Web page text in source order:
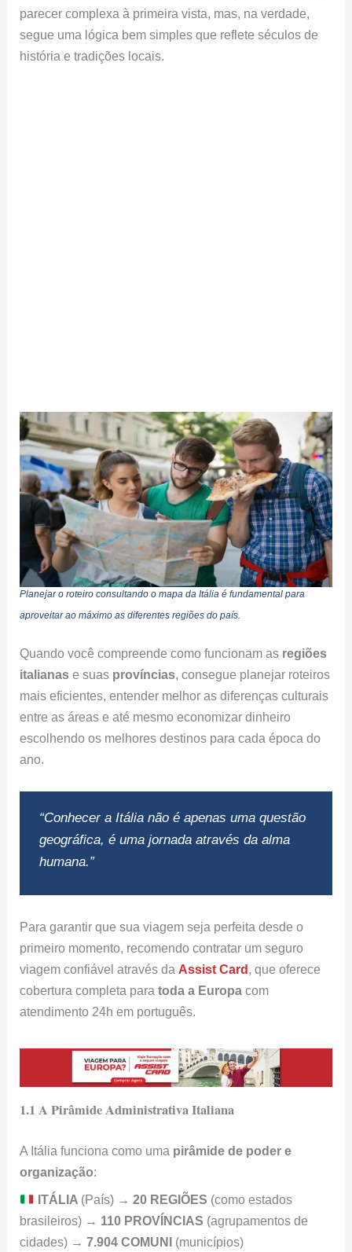
parecer complexa à primeira vista, mas, na verdade,
segue uma lógica bem simples que reflete séculos de
história e tradições locais.
Planejar o roteiro consultando o mapa da Itália é fundamental para
aproveitar ao máximo as diferentes regiões do país.
Quando você compreende como funcionam as regiões
italianas e suas províncias, consegue planejar roteiros
mais eficientes, entender melhor as diferenças culturais
entre as áreas e até mesmo economizar dinheiro
escolhendo os melhores destinos para cada época do
ano.
“Conhecer a Itália não é apenas uma questão
geográfica, é uma jornada através da alma
humana.”
Para garantir que sua viagem seja perfeita desde o
primeiro momento, recomendo contratar um seguro
viagem confiável através da Assist Card, que oferece
cobertura completa paratoda a Europa com
atendimento 24h em português.
1.1 A Pirâmide Administrativa Italiana
A Itália funciona como uma pirâmide de poder e
organização:
ITÁLIA (País) → 20 REGIÕES (como estados
brasileiros) → 110 PROVÍNCIAS (agrupamentos de
cidades) →7.904 COMUNI (municípios)